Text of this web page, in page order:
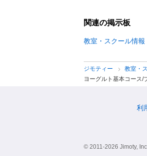
関連の掲示板
教室・スクール情報
ジモティー 教室・
ヨーグルト基本コース
利
© 2011-2026 Jimoty,